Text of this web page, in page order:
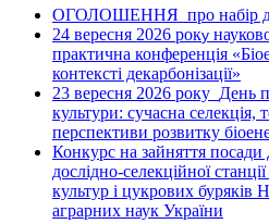
ОГОЛОШЕННЯ про набір до
24 вересня 2026 року
практична конференція
контексті декарбонізації»
23 вересня 2026 року День
культури: сучасна селекція,
перспективи розвитку
Конкурс на зайняття посади
дослідно-селекційної
культур і цукрових буряків
аграрних наук України